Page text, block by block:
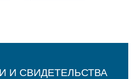
И СВИДЕТЕЛЬСТВА